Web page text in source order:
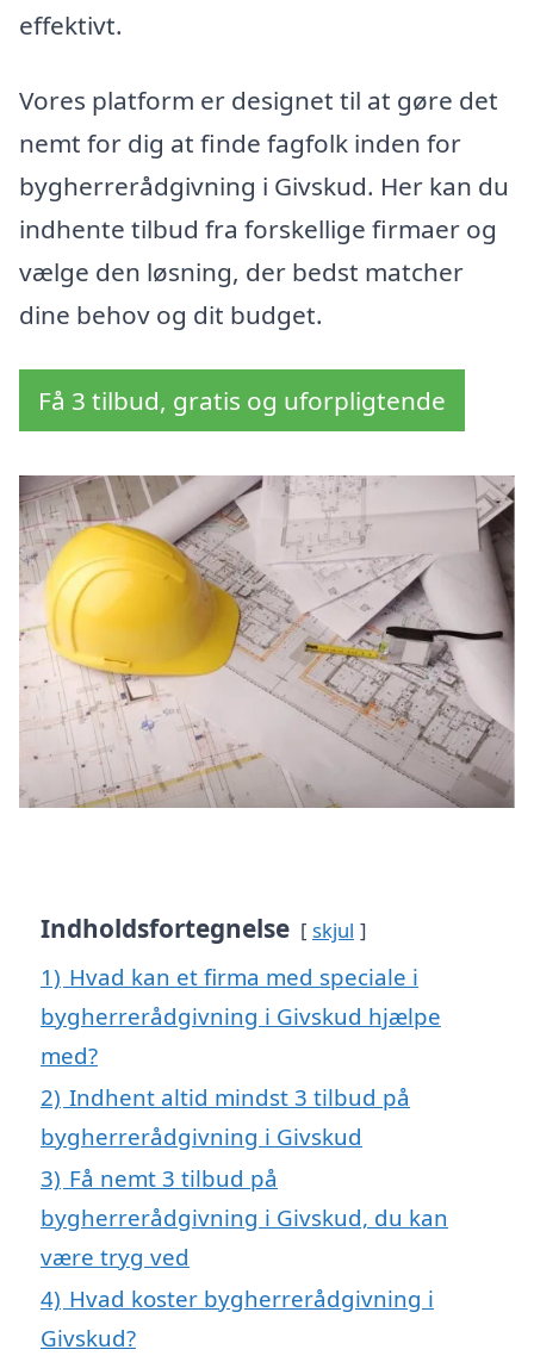
effektivt.
Vores platform er designet til at gøre det
nemt for dig at finde fagfolk inden for
bygherrerådgivning i Givskud. Her kan du
indhente tilbud fra forskellige firmaer og
vælge den løsning, der bedst matcher
dine behov og dit budget.
Få 3 tilbud, gratis og uforpligtende
Indholdsfortegnelse skjul
1) Hvad kan et firma med speciale i
bygherrerådgivning i Givskud hjælpe
med?
2) Indhent altid mindst 3 tilbud på
bygherrerådgivning i Givskud
3) Få nemt 3 tilbud på
bygherrerådgivning i Givskud, du kan
være tryg ved
4) Hvad koster bygherrerådgivning i
Givskud?